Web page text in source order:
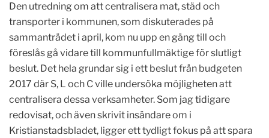
Den utredning om att centralisera mat, städ och
transporter i kommunen, som diskuterades på
sammanträdet i april, kom nu upp en gång till och
föreslås gå vidare till kommunfullmäktige för slutligt
beslut. Det hela grundar sig i ett beslut från budgeten
2017 där S, L och C ville undersöka möjligheten att
centralisera dessa verksamheter. Som jag tidigare
redovisat, och även skrivit insändare om i
Kristianstadsbladet, ligger ett tydligt fokus på att spara